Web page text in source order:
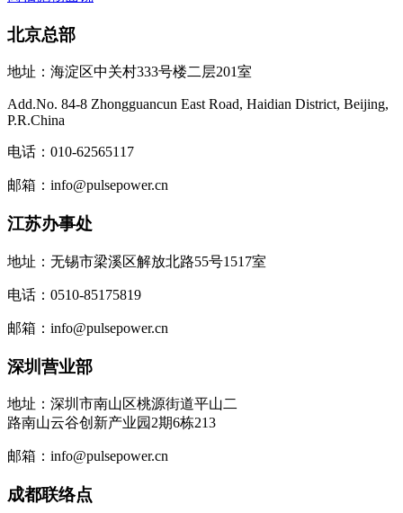
北京总部
地址：海淀区中关村333号楼二层201室
Add.No. 84-8 Zhongguancun East Road, Haidian District, Beijing,
P.R.China
电话：010-62565117
邮箱：info@pulsepower.cn
江苏办事处
地址：无锡市梁溪区解放北路55号1517室
电话：0510-85175819
邮箱：info@pulsepower.cn
深圳营业部
地址：深圳市南山区桃源街道平山二
路南山云谷创新产业园2期6栋213
邮箱：info@pulsepower.cn
成都联络点